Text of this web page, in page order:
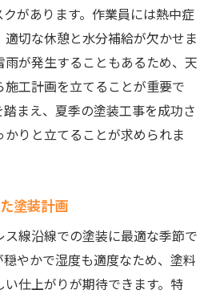
があります。作業員には熱中症
切な休憩と水分補給が欠かせま
が発生することもあるため、天
工計画を立てることが重要で
まえ、夏季の塗装工事を成功さ
りと立てることが求められま
塗装計画
線沿線での塗装に最適な季節で
やかで湿度も適度なため、塗料
仕上がりが期待できます。特